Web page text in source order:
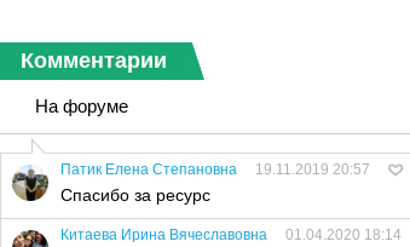
Комментарии
На форуме
Патик Елена Степановна 19.11.2019 20:57
Спасибо за ресурс
Китаева Ирина Вячеславовна 01.04.2020 18:14